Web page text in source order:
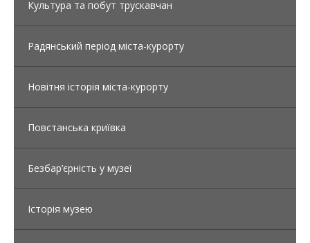
Культура та побут трускавчан
Радянський період міста-курорту
Новітня історія міста-курорту
Повстанська криївка
Безбар’єрність у музеї
Історія музею